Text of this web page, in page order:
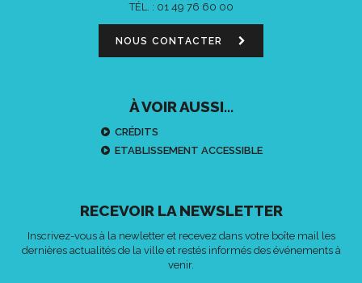
TÉL. : 01 49 76 60 00
NOUS CONTACTER
À VOIR AUSSI...
CRÉDITS
ETABLISSEMENT ACCESSIBLE
RECEVOIR LA NEWSLETTER
Inscrivez-vous à la newletter et recevez dans votre boîte mail les
dernières actualités de la ville et restés informés des événements à
venir.